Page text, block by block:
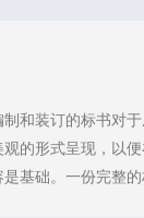
和装订的标书对
的形式呈现，以
基础。一份完整的